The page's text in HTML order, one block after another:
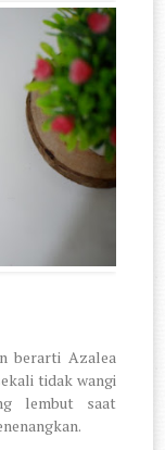
berarti Azalea
tidak wangi
lembut saat